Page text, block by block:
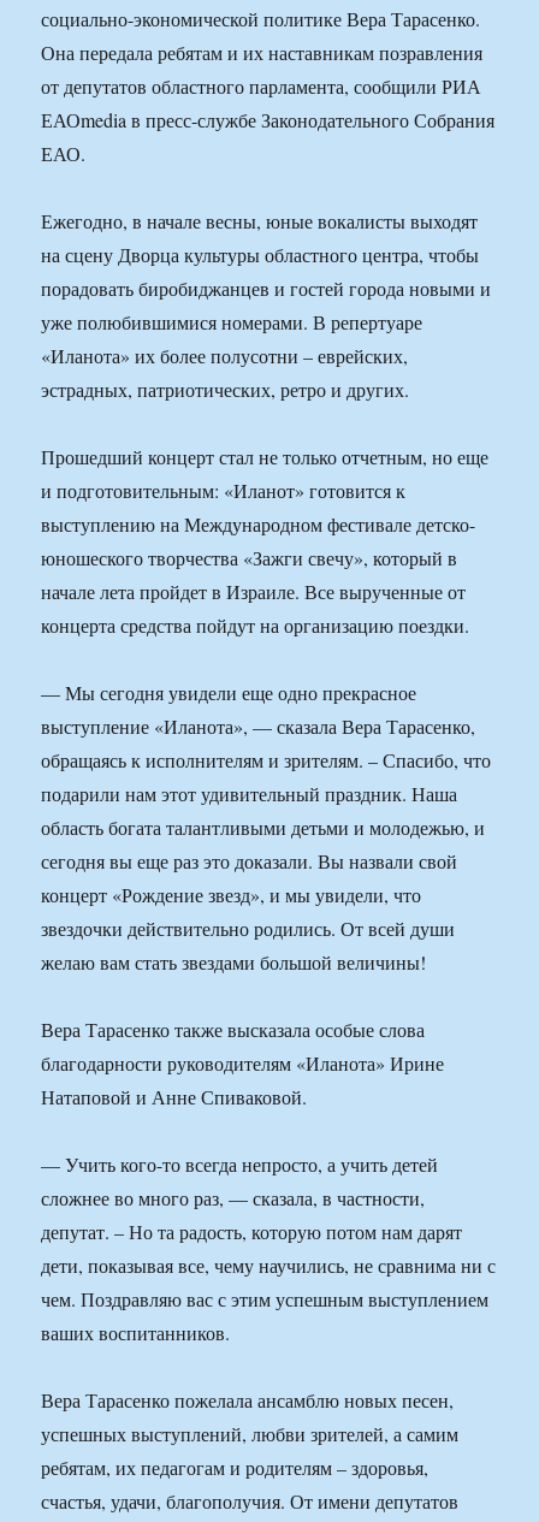
социально-экономической политике Вера Тарасенко.
Она передала ребятам и их наставникам позравления
от депутатов областного парламента, сообщили РИА
ЕАОmedia в пресс-службе Законодательного Собрания
ЕАО.
Ежегодно, в начале весны, юные вокалисты выходят
на сцену Дворца культуры областного центра, чтобы
порадовать биробиджанцев и гостей города новыми и
уже полюбившимися номерами. В репертуаре
«Иланота» их более полусотни – еврейских,
эстрадных, патриотических, ретро и других.
Прошедший концерт стал не только отчетным, но еще
и подготовительным: «Иланот» готовится к
выступлению на Международном фестивале детско-
юношеского творчества «Зажги свечу», который в
начале лета пройдет в Израиле. Все вырученные от
концерта средства пойдут на организацию поездки.
— Мы сегодня увидели еще одно прекрасное
выступление «Иланота», — сказала Вера Тарасенко,
обращаясь к исполнителям и зрителям. – Спасибо, что
подарили нам этот удивительный праздник. Наша
область богата талантливыми детьми и молодежью, и
сегодня вы еще раз это доказали. Вы назвали свой
концерт «Рождение звезд», и мы увидели, что
звездочки действительно родились. От всей души
желаю вам стать звездами большой величины!
Вера Тарасенко также высказала особые слова
благодарности руководителям «Иланота» Ирине
Натаповой и Анне Спиваковой.
— Учить кого-то всегда непросто, а учить детей
сложнее во много раз, — сказала, в частности,
депутат. – Но та радость, которую потом нам дарят
дети, показывая все, чему научились, не сравнима ни с
чем. Поздравляю вас с этим успешным выступлением
ваших воспитанников.
Вера Тарасенко пожелала ансамблю новых песен,
успешных выступлений, любви зрителей, а самим
ребятам, их педагогам и родителям – здоровья,
счастья, удачи, благополучия. От имени депутатов